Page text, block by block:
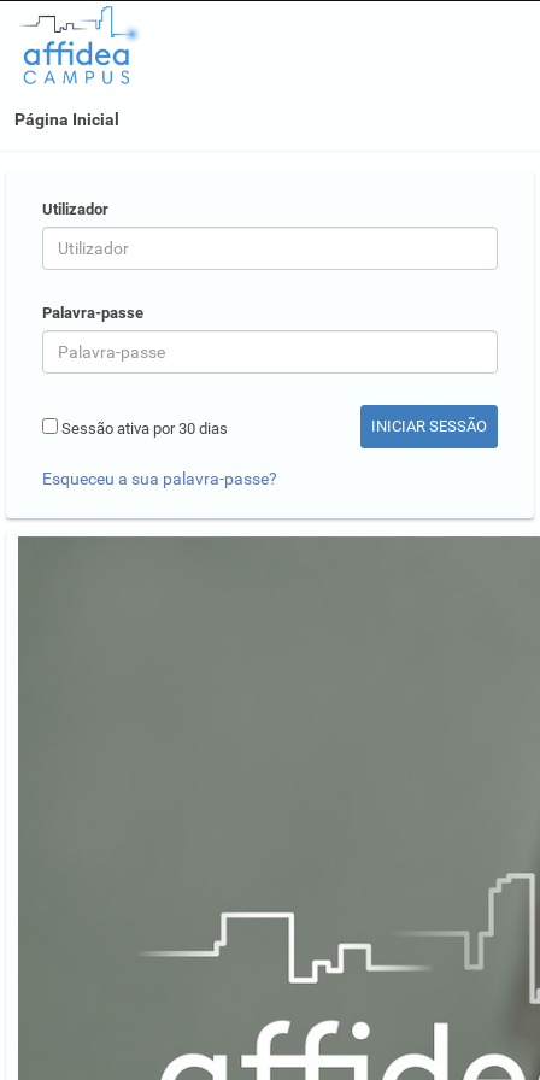
Página Inicial
Utilizador
Palavra-passe
Sessão ativa por 30 dias
Esqueceu a sua palavra-passe?